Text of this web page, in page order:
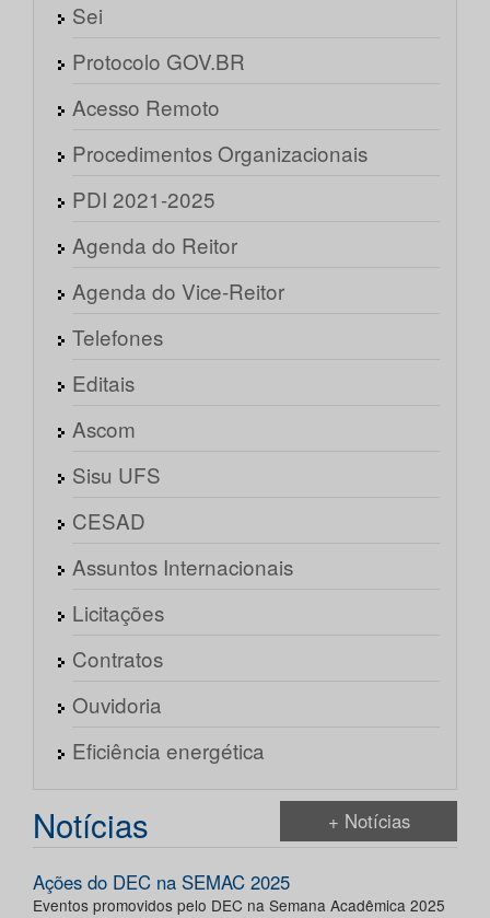
Sei
Protocolo GOV.BR
Acesso Remoto
Procedimentos Organizacionais
PDI 2021-2025
Agenda do Reitor
Agenda do Vice-Reitor
Telefones
Editais
Ascom
Sisu UFS
CESAD
Assuntos Internacionais
Licitações
Contratos
Ouvidoria
Eficiência energética
Notícias + Notícias
Ações do DEC na SEMAC 2025
Eventos promovidos pelo DEC na Semana Acadêmica 2025